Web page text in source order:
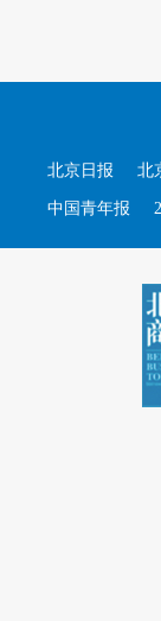
北京日报 北
中国青年报